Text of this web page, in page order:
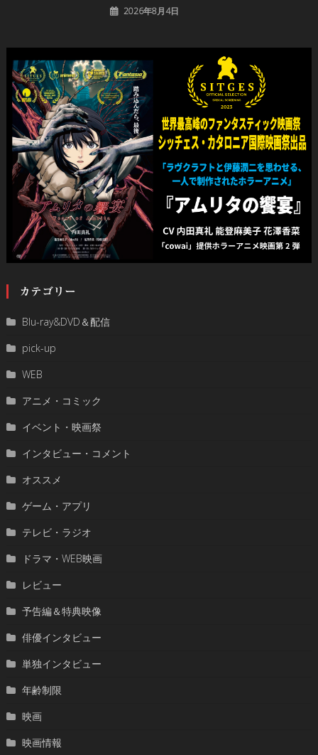
2026年8月4日
カテゴリー
Blu-ray&DVD＆配信
pick-up
WEB
アニメ・コミック
イベント・映画祭
インタビュー・コメント
オススメ
ゲーム・アプリ
テレビ・ラジオ
ドラマ・WEB映画
レビュー
予告編＆特典映像
俳優インタビュー
単独インタビュー
年齢制限
映画
映画情報